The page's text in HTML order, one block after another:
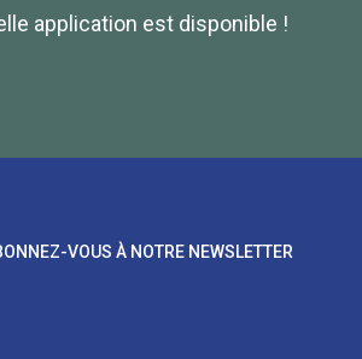
application est disponible !
VOUS À NOTRE NEWSLETTER